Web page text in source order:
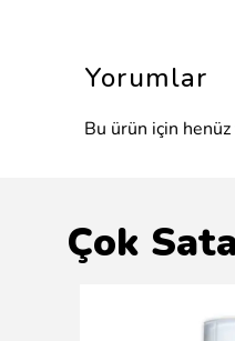
Yorumlar
Bu ürün için henüz
Çok